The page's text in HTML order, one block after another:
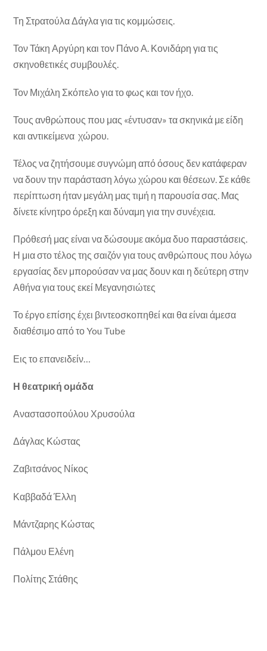
Τη Στρατούλα Δάγλα για τις κομμώσεις.
Τον Τάκη Αργύρη και τον Πάνο Α. Κονιδάρη για τις
σκηνοθετικές συμβουλές.
Τον Μιχάλη Σκόπελο για το φως και τον ήχο.
Τους ανθρώπους που μας «έντυσαν» τα σκηνικά με είδη
και αντικείμενα χώρου.
Τέλος να ζητήσουμε συγνώμη από όσους δεν κατάφεραν
να δουν την παράσταση λόγω χώρου και θέσεων. Σε κάθε
περίπτωση ήταν μεγάλη μας τιμή η παρουσία σας. Μας
δίνετε κίνητρο όρεξη και δύναμη για την συνέχεια.
Πρόθεσή μας είναι να δώσουμε ακόμα δυο παραστάσεις.
Η μια στο τέλος της σαιζόν για τους ανθρώπους που λόγω
εργασίας δεν μπορούσαν να μας δουν και η δεύτερη στην
Αθήνα για τους εκεί Μεγανησιώτες
Το έργο επίσης έχει βιντεοσκοπηθεί και θα είναι άμεσα
διαθέσιμο από το You Tube
Εις το επανειδείν…
Η θεατρική ομάδα
Αναστασοπούλου Χρυσούλα
Δάγλας Κώστας
Ζαβιτσάνος Νίκος
Καββαδά Έλλη
Μάντζαρης Κώστας
Πάλμου Ελένη
Πολίτης Στάθης